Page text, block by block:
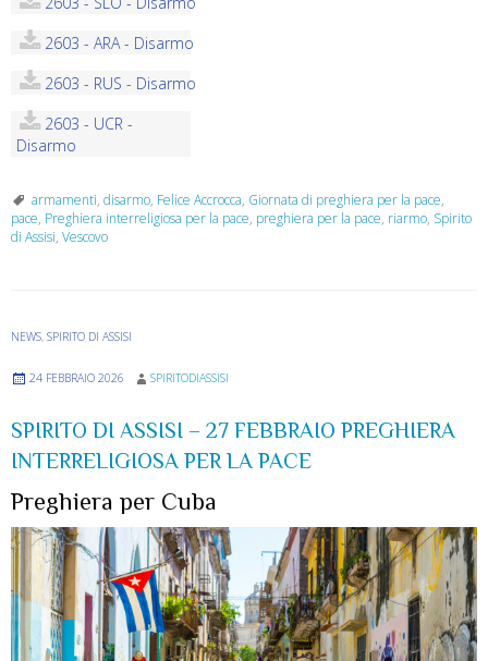
2603 - ARA - Disarmo
2603 - RUS - Disarmo
2603 - UCR -
Disarmo
armamenti, disarmo, Felice Accrocca, Giornata di preghiera per la pace,
pace, Preghiera interreligiosa per la pace, preghiera per la pace, riarmo, Spirito
di Assisi, Vescovo
NEWS, SPIRITO DI ASSISI
24 FEBBRAIO 2026 SPIRITODIASSISI
SPIRITO DI ASSISI – 27 FEBBRAIO PREGHIERA
INTERRELIGIOSA PER LA PACE
Preghiera per Cuba